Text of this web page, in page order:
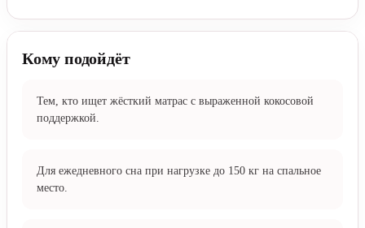
Кому подойдёт
Тем, кто ищет жёсткий матрас с выраженной кокосовой
поддержкой.
Для ежедневного сна при нагрузке до 150 кг на спальное
место.